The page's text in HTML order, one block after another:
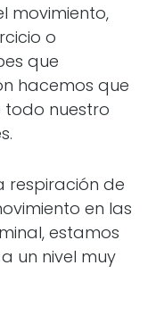
movimiento,
o
que
hacemos que
nuestro
respiración de
en las
estamos
un nivel muy